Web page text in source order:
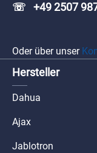
☏ +49 2507
Oder über unser
Hersteller
Dahua
Ajax
Jablotron